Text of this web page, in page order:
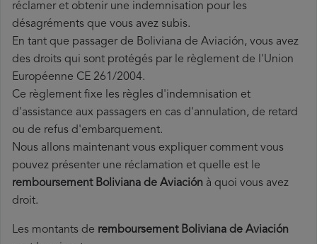
réclamer et obtenir une indemnisation pour les
désagréments que vous avez subis.
En tant que passager de Boliviana de Aviación, vous avez
des droits qui sont protégés par le règlement de l'Union
Européenne CE 261/2004.
Ce règlement fixe les règles d'indemnisation et
d'assistance aux passagers en cas d'annulation, de retard
ou de refus d'embarquement.
Nous allons maintenant vous expliquer comment vous
pouvez présenter une réclamation et quelle est le
remboursement Boliviana de Aviación à quoi vous avez
droit.
Les montants de remboursement Boliviana de Aviación